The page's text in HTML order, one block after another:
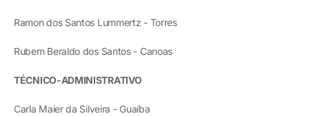
Ramon dos Santos Lummertz - Torres
Rubem Beraldo dos Santos - Canoas
TÉCNICO-ADMINISTRATIVO
Carla Maier da Silveira - Guaíba